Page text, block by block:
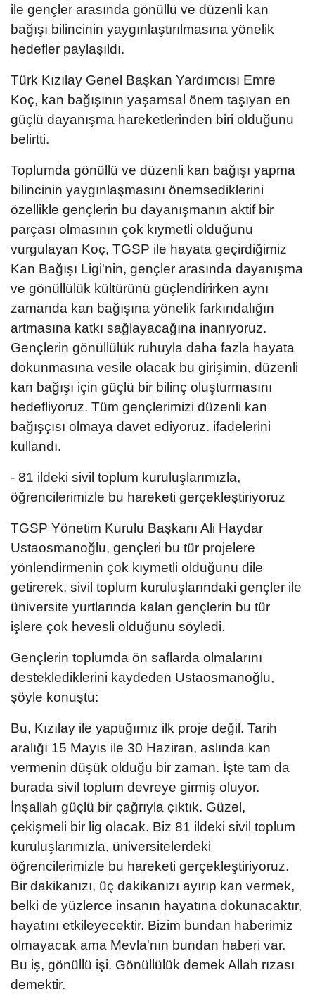
ile gençler arasında gönüllü ve düzenli kan
bağışı bilincinin yaygınlaştırılmasına yönelik
hedefler paylaşıldı.
Türk Kızılay Genel Başkan Yardımcısı Emre
Koç, kan bağışının yaşamsal önem taşıyan en
güçlü dayanışma hareketlerinden biri olduğunu
belirtti.
Toplumda gönüllü ve düzenli kan bağışı yapma
bilincinin yaygınlaşmasını önemsediklerini
özellikle gençlerin bu dayanışmanın aktif bir
parçası olmasının çok kıymetli olduğunu
vurgulayan Koç, TGSP ile hayata geçirdiğimiz
Kan Bağışı Ligi'nin, gençler arasında dayanışma
ve gönüllülük kültürünü güçlendirirken aynı
zamanda kan bağışına yönelik farkındalığın
artmasına katkı sağlayacağına inanıyoruz.
Gençlerin gönüllülük ruhuyla daha fazla hayata
dokunmasına vesile olacak bu girişimin, düzenli
kan bağışı için güçlü bir bilinç oluşturmasını
hedefliyoruz. Tüm gençlerimizi düzenli kan
bağışçısı olmaya davet ediyoruz. ifadelerini
kullandı.
- 81 ildeki sivil toplum kuruluşlarımızla,
öğrencilerimizle bu hareketi gerçekleştiriyoruz
TGSP Yönetim Kurulu Başkanı Ali Haydar
Ustaosmanoğlu, gençleri bu tür projelere
yönlendirmenin çok kıymetli olduğunu dile
getirerek, sivil toplum kuruluşlarındaki gençler ile
üniversite yurtlarında kalan gençlerin bu tür
işlere çok hevesli olduğunu söyledi.
Gençlerin toplumda ön saflarda olmalarını
desteklediklerini kaydeden Ustaosmanoğlu,
şöyle konuştu:
Bu, Kızılay ile yaptığımız ilk proje değil. Tarih
aralığı 15 Mayıs ile 30 Haziran, aslında kan
vermenin düşük olduğu bir zaman. İşte tam da
burada sivil toplum devreye girmiş oluyor.
İnşallah güçlü bir çağrıyla çıktık. Güzel,
çekişmeli bir lig olacak. Biz 81 ildeki sivil toplum
kuruluşlarımızla, üniversitelerdeki
öğrencilerimizle bu hareketi gerçekleştiriyoruz.
Bir dakikanızı, üç dakikanızı ayırıp kan vermek,
belki de yüzlerce insanın hayatına dokunacaktır,
hayatını etkileyecektir. Bizim bundan haberimiz
olmayacak ama Mevla'nın bundan haberi var.
Bu iş, gönüllü işi. Gönüllülük demek Allah rızası
demektir.